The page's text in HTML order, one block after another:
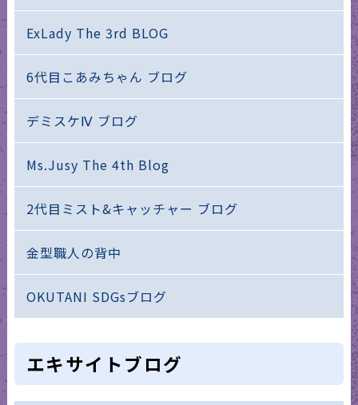
ExLady The 3rd BLOG
6代目こあみちゃん ブログ
デミスケⅣ ブログ
Ms.Jusy The 4th Blog
2代目ミスト&キャッチャー ブログ
金型職人の背中
OKUTANI SDGsブログ
エキサイトブログ